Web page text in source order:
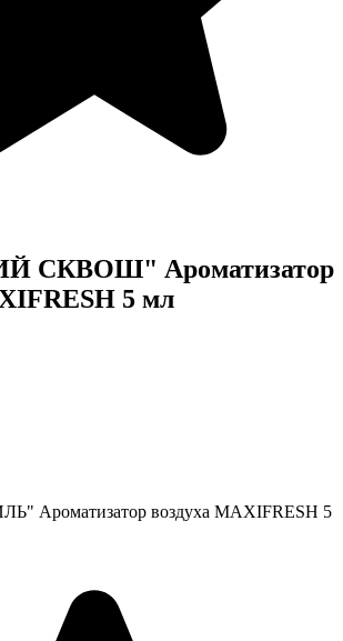
СКВОШ" Ароматизатор
5 мл